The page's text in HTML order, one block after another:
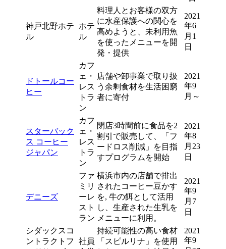
神戸北野ホテ
ル
ホテ
ル
料理人とお客様の双方
に水産保護への関心を
高めようと、未利用魚
を使ったメニューを開
発・提供
2021
年6
月1
日
ドトールコー
ヒー
カフ
ェ・
レス
トラ
ン
店舗や卸事業で取り扱
う余剰食材を生活困窮
者に寄付
2021
年9
月～
スターバック
ス コーヒー
ジャパン
カフ
ェ・
レス
トラ
ン
閉店3時間前に食品を2
割引で販売して、「フ
ードロス削減」を目指
すプログラムを開始
2021
年8
月23
日
デニーズ
ファ
ミリ
ーレ
スト
ラン
横浜市内の店舗で排出
されたコーヒー豆かす
を, 牛の餌として活用
し、生産された生乳を
メニューに利用。
2021
年9
月7
日
シダックスコ
ントラクトフ
社員
持続可能性の高い食材
「スピルリナ」を使用
2021
年9